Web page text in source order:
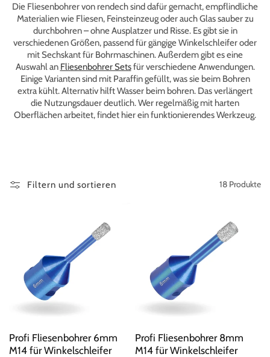
Die Fliesenbohrer von rendech sind dafür gemacht, empflindliche
Materialien wie Fliesen, Feinsteinzeug oder auch Glas sauber zu
durchbohren – ohne Ausplatzer und Risse. Es gibt sie in
verschiedenen Größen, passend für gängige Winkelschleifer oder
mit Sechskant für Bohrmaschinen. Außerdem gibt es eine
Auswahl an Fliesenbohrer Setsfür verschiedene Anwendungen.
Einige Varianten sind mit Paraffin gefüllt, was sie beim Bohren
extra kühlt. Alternativ hilft Wasser beim bohren. Das verlängert
die Nutzungsdauer deutlich. Wer regelmäßig mit harten
Oberflächen arbeitet, findet hier ein funktionierendes Werkzeug.
Filtern und sortieren 18 Produkte
Profi Fliesenbohrer 6mm
M14 für Winkelschleifer
Profi Fliesenbohrer 8mm
M14 für Winkelschleifer